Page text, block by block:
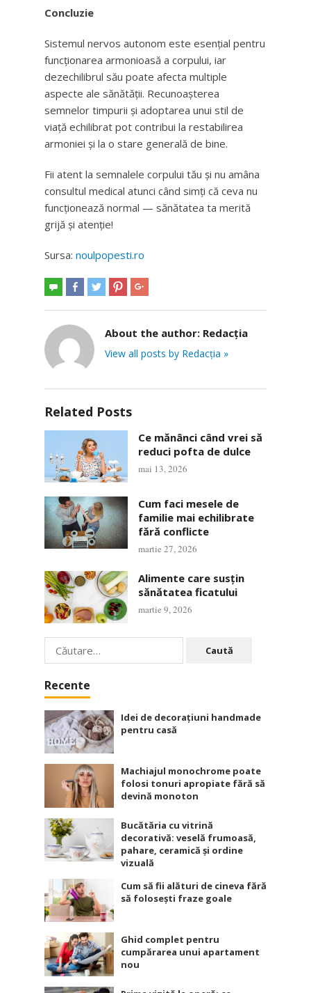
Concluzie
Sistemul nervos autonom este esențial pentru
funcționarea armonioasă a corpului, iar
dezechilibrul său poate afecta multiple
aspecte ale sănătății. Recunoașterea
semnelor timpurii și adoptarea unui stil de
viață echilibrat pot contribui la restabilirea
armoniei și la o stare generală de bine.
Fii atent la semnalele corpului tău și nu amâna
consultul medical atunci când simți că ceva nu
funcționează normal — sănătatea ta merită
grijă și atenție!
Sursa: noulpopesti.ro
About the author: Redacția
View all posts by Redacția »
Related Posts
Ce mănânci când vrei să
reduci pofta de dulce
mai 13, 2026
Cum faci mesele de
familie mai echilibrate
fără conflicte
martie 27, 2026
Alimente care susțin
sănătatea ficatului
martie 9, 2026
Caută
după:
Recente
Idei de decorațiuni handmade
pentru casă
Machiajul monochrome poate
folosi tonuri apropiate fără să
devină monoton
Bucătăria cu vitrină
decorativă: veselă frumoasă,
pahare, ceramică și ordine
vizuală
Cum să fii alături de cineva fără
să folosești fraze goale
Ghid complet pentru
cumpărarea unui apartament
nou